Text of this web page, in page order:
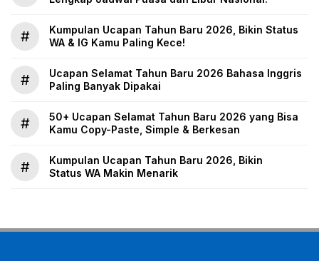
#
Kumpulan Ucapan Tahun Baru 2026, Bikin Status
WA & IG Kamu Paling Kece!
#
Ucapan Selamat Tahun Baru 2026 Bahasa Inggris
Paling Banyak Dipakai
#
50+ Ucapan Selamat Tahun Baru 2026 yang Bisa
Kamu Copy-Paste, Simple & Berkesan
#
Kumpulan Ucapan Tahun Baru 2026, Bikin
Status WA Makin Menarik